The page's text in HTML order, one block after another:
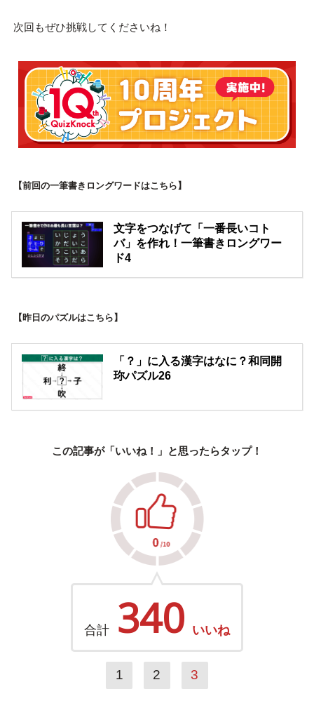
次回もぜひ挑戦してくださいね！
【前回の一筆書きロングワードはこちら】
文字をつなげて「一番長いコト
バ」を作れ！一筆書きロングワー
ド4
【昨日のパズルはこちら】
「？」に入る漢字はなに？和同開
珎パズル26
この記事が「いいね！」と思ったらタップ！
合計 340 いいね
1 2 3